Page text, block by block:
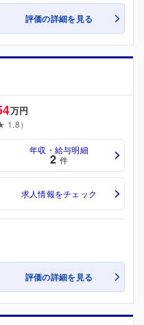
評価の詳細を見る
万円
1.8）
年収・給与明細
2 件
求人情報をチェック
評価の詳細を見る